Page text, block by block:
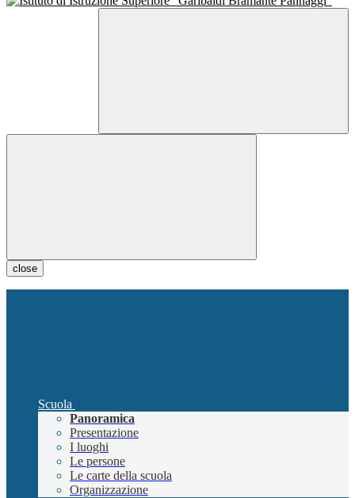
close
Scuola
Panoramica
Presentazione
I luoghi
Le persone
Le carte della scuola
Organizzazione